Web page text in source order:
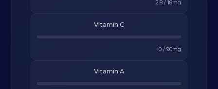
2.8/ 18mg
Vitamin C
0/ 90mg
Vitamin A